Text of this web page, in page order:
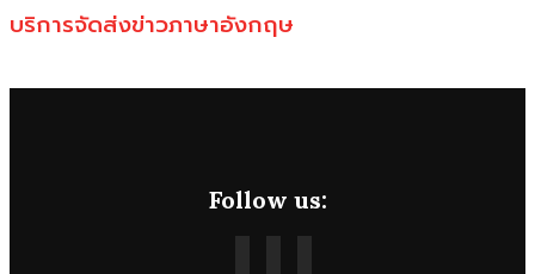
บริการจัดส่งข่าวภาษาอังกฤษ
Follow us: